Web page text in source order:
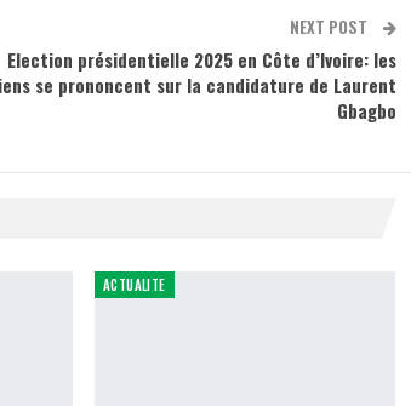
NEXT POST
Election présidentielle 2025 en Côte d’Ivoire: les
se prononcent sur la candidature de Laurent
Gbagbo
ACTUALITE